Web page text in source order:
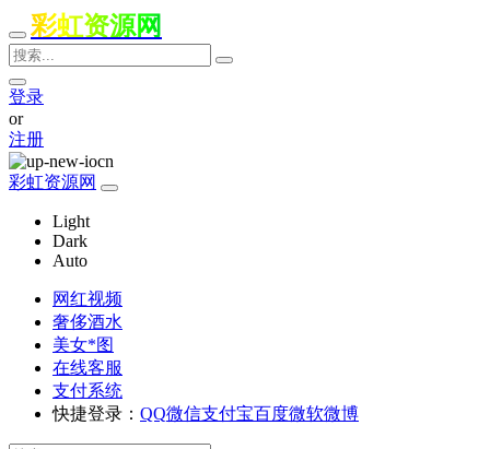
彩虹资源网
登录
or
注册
彩虹资源网
Light
Dark
Auto
网红视频
奢侈酒水
美女*图
在线客服
支付系统
快捷登录： QQ微信支付宝百度微软微博